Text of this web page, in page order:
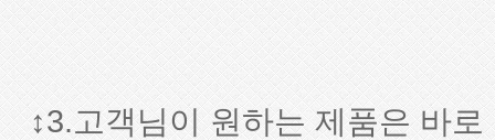
↕3.고객님이 원하는 제품은 바